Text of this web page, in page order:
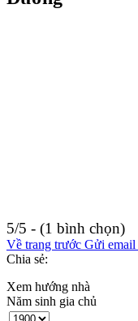
5/5 - (1 bình chọn)
Về trang trước Gửi email
Chia sẻ:
Xem hướng nhà
Năm sinh gia chủ